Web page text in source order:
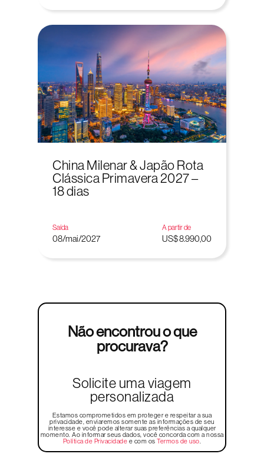
China Milenar & Japão Rota
Clássica Primavera 2027 –
18 dias
Saída
08/mai/2027
A partir de
US$ 8.990,00
Não encontrou o que
procurava?
Solicite uma viagem
personalizada
Estamos comprometidos em proteger e respeitar a sua
privacidade, enviaremos somente as informações de seu
interesse e você pode alterar suas preferências a qualquer
momento. Ao informar seus dados, você concorda com a nossa
Política de Privacidade e com osTermos de uso